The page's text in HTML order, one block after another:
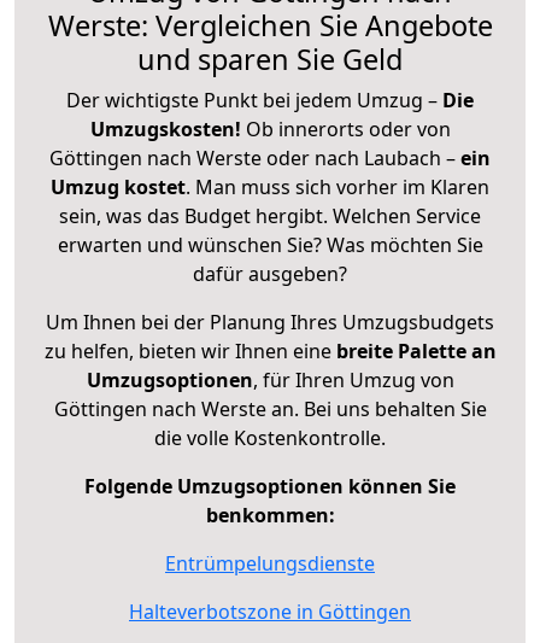
Werste: Vergleichen Sie Angebote
und sparen Sie Geld
Der wichtigste Punkt bei jedem Umzug – Die
Umzugskosten! Ob innerorts oder von
Göttingen nach Werste oder nach Laubach –ein
Umzug kostet. Man muss sich vorher im Klaren
sein, was das Budget hergibt. Welchen Service
erwarten und wünschen Sie? Was möchten Sie
dafür ausgeben?
Um Ihnen bei der Planung Ihres Umzugsbudgets
zu helfen, bieten wir Ihnen eine breite Palette an
Umzugsoptionen, für Ihren Umzug von
Göttingen nach Werste an. Bei uns behalten Sie
die volle Kostenkontrolle.
Folgende Umzugsoptionen können Sie
benkommen:
Entrümpelungsdienste
Halteverbotszone in Göttingen